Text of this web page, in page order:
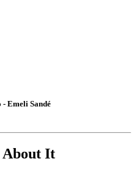
Emeli Sandé
About It